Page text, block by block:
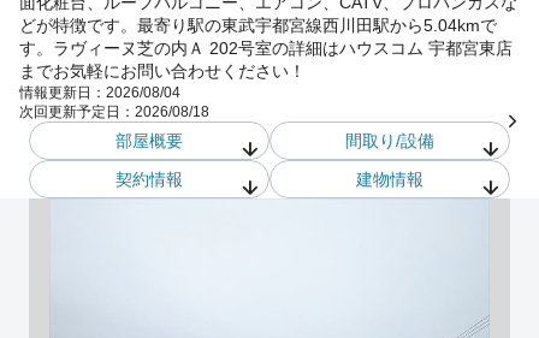
どが特徴です。最寄り駅の東武宇都宮線西川田駅から5.04kmで
す。ラヴィーヌ芝の内Ａ 202号室の詳細はハウスコム 宇都宮東店
までお気軽にお問い合わせください！
情報更新日： 2026/08/04
次回更新予定日： 2026/08/18
部屋概要
間取り/設備
契約情報
建物情報